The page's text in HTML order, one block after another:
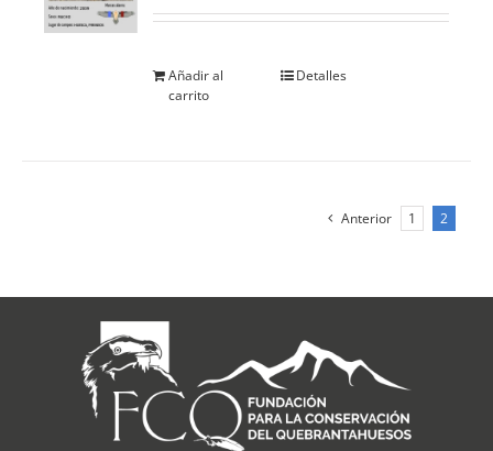
Añadir al
carrito
Detalles
Anterior 1 2